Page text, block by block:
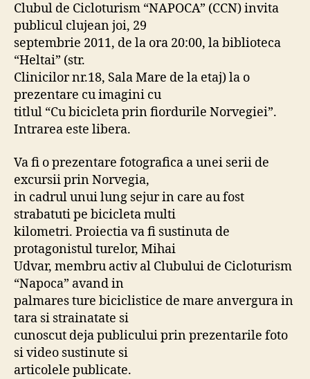
Udvar:
BICICLETA
FIORDURILE
NORVEGIEI”
Clubul de Cicloturism “NAPOCA” (CCN) invita
publicul clujean joi, 29
septembrie 2011, de la ora 20:00, la biblioteca
“Heltai” (str.
Clinicilor nr.18, Sala Mare de la etaj) la o
prezentare cu imagini cu
titlul “Cu bicicleta prin fiordurile Norvegiei”.
Intrarea este libera.
Va fi o prezentare fotografica a unei serii de
excursii prin Norvegia,
in cadrul unui lung sejur in care au fost
strabatuti pe bicicleta multi
kilometri. Proiectia va fi sustinuta de
protagonistul turelor, Mihai
Udvar, membru activ al Clubului de Cicloturism
“Napoca” avand in
palmares ture biciclistice de mare anvergura in
tara si strainatate si
cunoscut deja publicului prin prezentarile foto
si video sustinute si
articolele publicate.